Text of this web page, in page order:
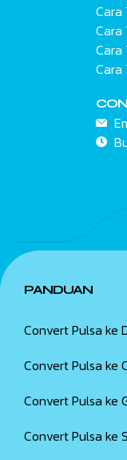
Cara
Cara
Cara
Cara
PANDUAN
Convert Pulsa ke
Convert Pulsa ke
Convert Pulsa ke
Convert Pulsa ke